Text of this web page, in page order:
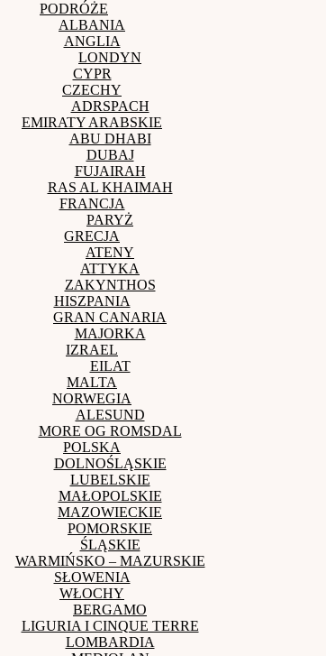
PODRÓŻE
ALBANIA
ANGLIA
LONDYN
CYPR
CZECHY
ADRSPACH
EMIRATY ARABSKIE
ABU DHABI
DUBAJ
FUJAIRAH
RAS AL KHAIMAH
FRANCJA
PARYŻ
GRECJA
ATENY
ATTYKA
ZAKYNTHOS
HISZPANIA
GRAN CANARIA
MAJORKA
IZRAEL
EILAT
MALTA
NORWEGIA
ALESUND
MORE OG ROMSDAL
POLSKA
DOLNOŚLĄSKIE
LUBELSKIE
MAŁOPOLSKIE
MAZOWIECKIE
POMORSKIE
ŚLĄSKIE
WARMIŃSKO – MAZURSKIE
SŁOWENIA
WŁOCHY
BERGAMO
LIGURIA I CINQUE TERRE
LOMBARDIA